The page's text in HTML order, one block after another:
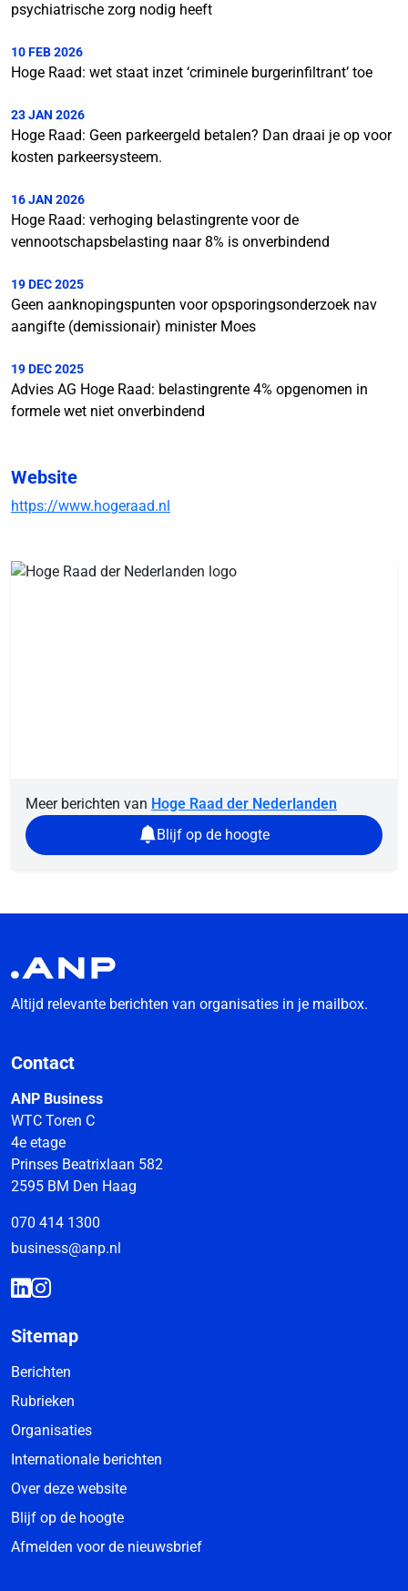
psychiatrische zorg nodig heeft
10 FEB 2026
Hoge Raad: wet staat inzet ‘criminele burgerinfiltrant’ toe
23 JAN 2026
Hoge Raad: Geen parkeergeld betalen? Dan draai je op voor
kosten parkeersysteem.
16 JAN 2026
Hoge Raad: verhoging belastingrente voor de
vennootschapsbelasting naar 8% is onverbindend
19 DEC 2025
Geen aanknopingspunten voor opsporingsonderzoek nav
aangifte (demissionair) minister Moes
19 DEC 2025
Advies AG Hoge Raad: belastingrente 4% opgenomen in
formele wet niet onverbindend
Website
https://www.hogeraad.nl
Meer berichten van Hoge Raad der Nederlanden
Blijf op de hoogte
Altijd relevante berichten van organisaties in je mailbox.
Contact
ANP Business
WTC Toren C
4e etage
Prinses Beatrixlaan 582
2595 BM Den Haag
070 414 1300
business@anp.nl
Sitemap
Berichten
Rubrieken
Organisaties
Internationale berichten
Over deze website
Blijf op de hoogte
Afmelden voor de nieuwsbrief